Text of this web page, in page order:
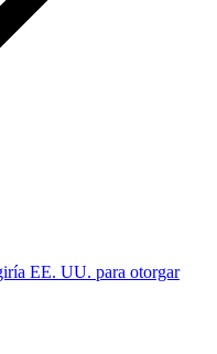
EE. UU. para otorgar